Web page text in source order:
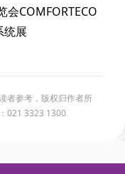
会COMFORTECO
统展
者参考，版权归作者所
021 3323 1300